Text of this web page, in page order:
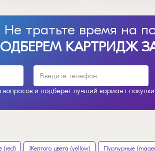
Не тратьте время на
КАРТРИДЖ
и подберет лучший вариант
(red) Желтого цвета (yellow) Пурпурные